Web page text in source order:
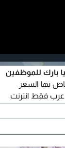
3 مقابل الصفيا بارك للموظفين
بها السعر
الكلي في الشقة 6 شباب عرب فقط انترنت